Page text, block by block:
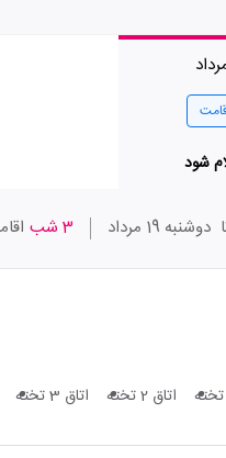
شود
دوشنبه 19 مرداد 3 شب
اتاق 2 تخته اتاق 3 تخته